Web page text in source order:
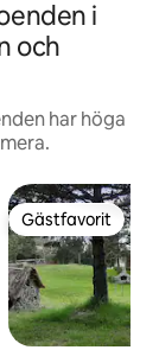
i
och
har höga
Gästfavorit
Gästfavorit